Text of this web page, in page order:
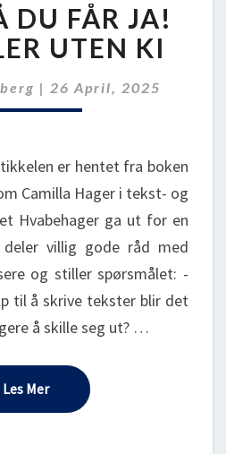
SÅ
DU
FÅR
JA!
MED
KI
DU FÅR JA!
UTEN KI
| 26 April, 2025
er hentet fra boken
Camilla Hager i tekst- og
Hvabehager ga ut for en
villig gode råd med
og stiller spørsmålet: -
til å skrive tekster blir det
å skille seg ut? …
Les MerLes Mer